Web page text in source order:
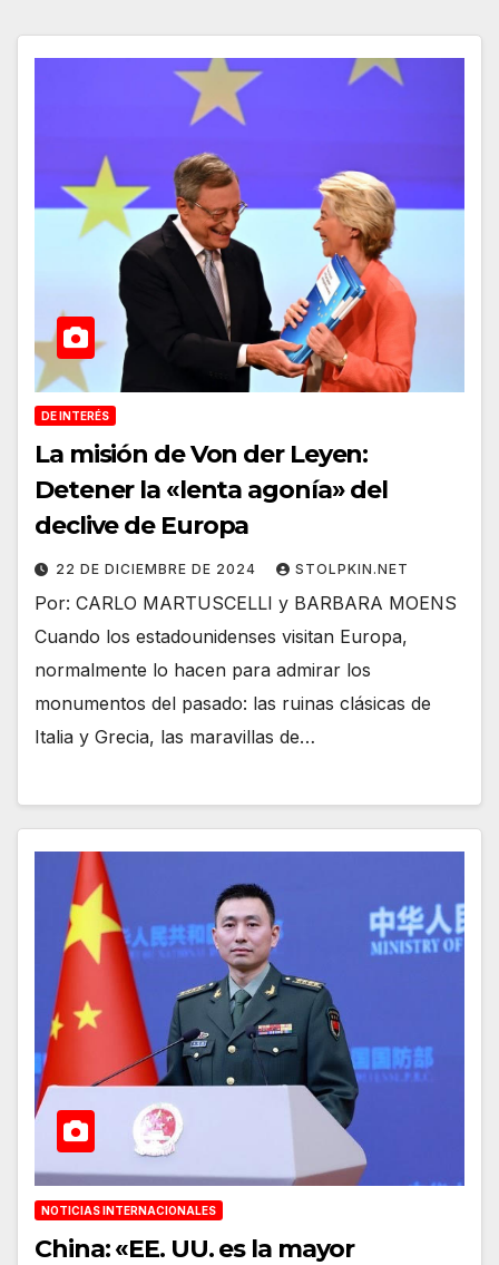
DE INTERÉS
La misión de Von der Leyen:
Detener la «lenta agonía» del
declive de Europa
22 DE DICIEMBRE DE 2024 STOLPKIN.NET
Por: CARLO MARTUSCELLI y BARBARA MOENS
Cuando los estadounidenses visitan Europa,
normalmente lo hacen para admirar los
monumentos del pasado: las ruinas clásicas de
Italia y Grecia, las maravillas de…
NOTICIAS INTERNACIONALES
China: «EE. UU. es la mayor